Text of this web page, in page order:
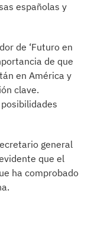
españolas y
de ‘Futuro en
de que
en América y
clave.
general
que el
ha comprobado